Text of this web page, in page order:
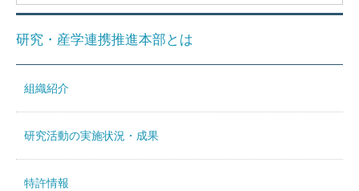
研究・産学連携推進本部とは
組織紹介
研究活動の実施状況・成果
特許情報